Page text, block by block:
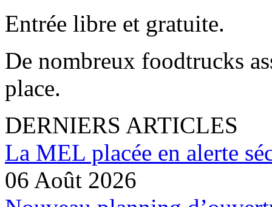
Entrée libre et gratuite.
De nombreux foodtrucks
place.
DERNIERS ARTICLES
La MEL placée en alerte
06 Août 2026